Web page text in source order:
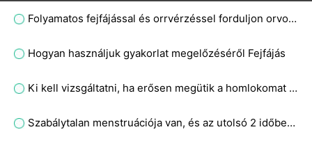
Folyamatos fejfájással és orrvérzéssel forduljon orvoshoz egy 13 éves?
Hogyan használjuk gyakorlat megelőzéséről Fejfájás
Ki kell vizsgáltatni, ha erősen megütik a homlokomat egy kerámia mosogatón, jól érzem magam, kivéve az enyhe fejfájást?
Szabálytalan menstruációja van, és az utolsó 2 időben jött. Most a tünetek nem biztosak abban, hogy terhességről van szó, vagy pms-ről van szó, hasmenés fejfájás gyakori bepisilés gyomorégés puffadás negatív tesztek?